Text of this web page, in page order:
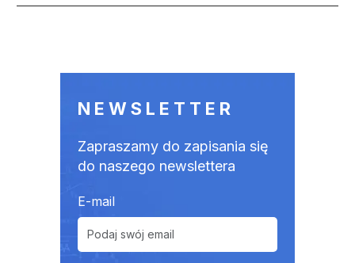
NEWSLETTER
Zapraszamy do zapisania się
do naszego newslettera
E-mail